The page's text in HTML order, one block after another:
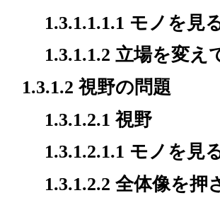
1.3.1.1.1.1 モノを見
1.3.1.1.2 立場を変え
1.3.1.2 視野の問題
1.3.1.2.1 視野
1.3.1.2.1.1 モノを見
1.3.1.2.2 全体像を